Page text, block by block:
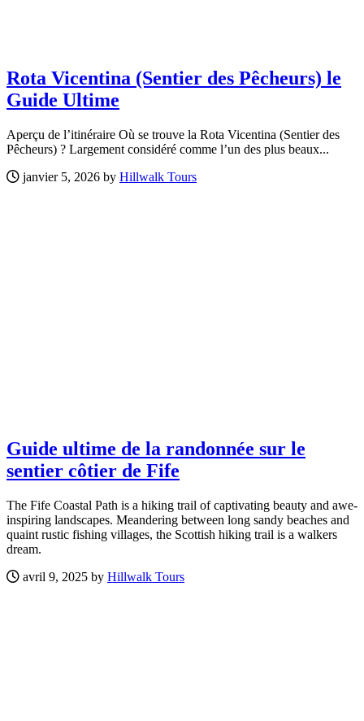
Rota Vicentina (Sentier des Pêcheurs) le
Guide Ultime
Aperçu de l’itinéraire Où se trouve la Rota Vicentina (Sentier des
Pêcheurs) ? Largement considéré comme l’un des plus beaux...
janvier 5, 2026 by Hillwalk Tours
Guide ultime de la randonnée sur le
sentier côtier de Fife
The Fife Coastal Path is a hiking trail of captivating beauty and awe-
inspiring landscapes. Meandering between long sandy beaches and
quaint rustic fishing villages, the Scottish hiking trail is a walkers
dream.
avril 9, 2025 by Hillwalk Tours